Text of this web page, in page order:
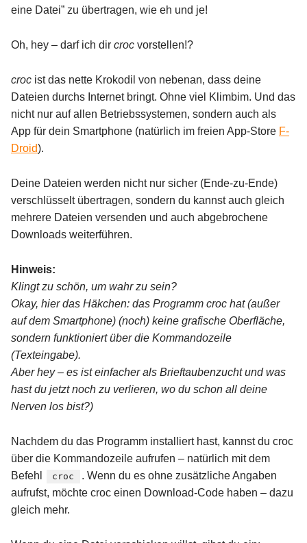
eine Datei” zu übertragen, wie eh und je!
Oh, hey – darf ich dir croc vorstellen!?
croc ist das nette Krokodil von nebenan, dass deine
Dateien durchs Internet bringt. Ohne viel Klimbim. Und das
nicht nur auf allen Betriebssystemen, sondern auch als
App für dein Smartphone (natürlich im freien App-Store F-
Droid).
Deine Dateien werden nicht nur sicher (Ende-zu-Ende)
verschlüsselt übertragen, sondern du kannst auch gleich
mehrere Dateien versenden und auch abgebrochene
Downloads weiterführen.
Hinweis:
Klingt zu schön, um wahr zu sein?
Okay, hier das Häkchen: das Programm croc hat (außer
auf dem Smartphone) (noch) keine grafische Oberfläche,
sondern funktioniert über die Kommandozeile
(Texteingabe).
Aber hey – es ist einfacher als Brieftaubenzucht und was
hast du jetzt noch zu verlieren, wo du schon all deine
Nerven los bist?)
Nachdem du das Programm installiert hast, kannst du croc
über die Kommandozeile aufrufen – natürlich mit dem
Befehl
croc
. Wenn du es ohne zusätzliche Angaben
aufrufst, möchte croc einen Download-Code haben – dazu
gleich mehr.